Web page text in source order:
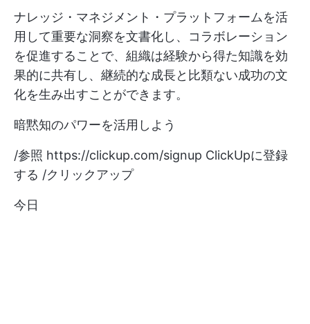
ナレッジ・マネジメント・プラットフォームを活
用して重要な洞察を文書化し、コラボレーション
を促進することで、組織は経験から得た知識を効
果的に共有し、継続的な成長と比類ない成功の文
化を生み出すことができます。
暗黙知のパワーを活用しよう
/参照 https://clickup.com/signup ClickUpに登録
する /クリックアップ
今日